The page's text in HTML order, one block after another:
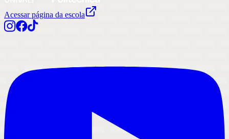
Acessar página da escola